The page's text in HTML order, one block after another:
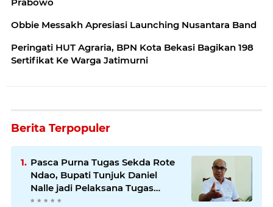
Obbie Messakh Apresiasi Launching Nusantara Band
Peringati HUT Agraria, BPN Kota Bekasi Bagikan 198
Sertifikat Ke Warga Jatimurni
Berita Terpopuler
Pasca Purna Tugas Sekda Rote
Ndao, Bupati Tunjuk Daniel
Nalle jadi Pelaksana Tugas
Harian.